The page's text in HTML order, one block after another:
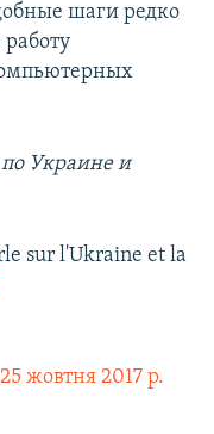
шаги редко
по Украине и
sur l'Ukraine et la
25 жовтня 2017 р.